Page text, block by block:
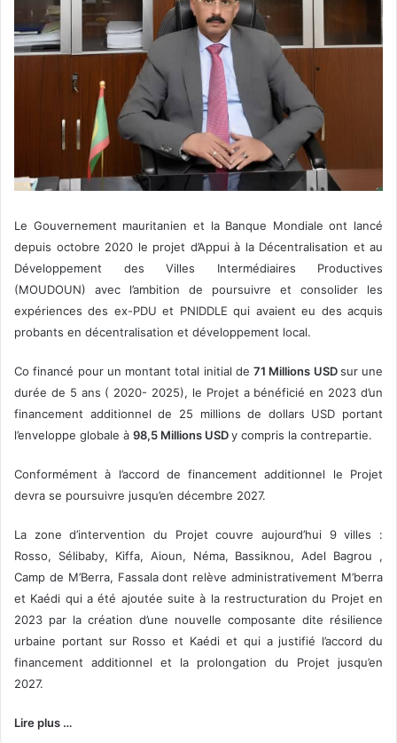
Le Gouvernement mauritanien et la Banque Mondiale ont lancé
depuis octobre 2020 le projet d’Appui à la Décentralisation et au
Développement des Villes Intermédiaires Productives
(MOUDOUN) avec l’ambition de poursuivre et consolider les
expériences des ex-PDU et PNIDDLE qui avaient eu des acquis
probants en décentralisation et développement local.
Co financé pour un montant total initial de 71 Millions USDsur une
durée de 5 ans ( 2020- 2025), le Projet a bénéficié en 2023 d’un
financement additionnel de 25 millions de dollars USD portant
l’enveloppe globale à 98,5 Millions USDy compris la contrepartie.
Conformément à l’accord de financement additionnel le Projet
devra se poursuivre jusqu’en décembre 2027.
La zone d’intervention du Projet couvre aujourd’hui 9 villes :
Rosso, Sélibaby, Kiffa, Aioun, Néma, Bassiknou, Adel Bagrou ,
Camp de M’Berra, Fassala dont relève administrativement M’berra
et Kaédi qui a été ajoutée suite à la restructuration du Projet en
2023 par la création d’une nouvelle composante dite résilience
urbaine portant sur Rosso et Kaédi et qui a justifié l’accord du
financement additionnel et la prolongation du Projet jusqu’en
2027.
Lire plus …